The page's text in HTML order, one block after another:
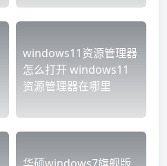
windows11资源管理器
怎么打开 windows11
资源管理器在哪里